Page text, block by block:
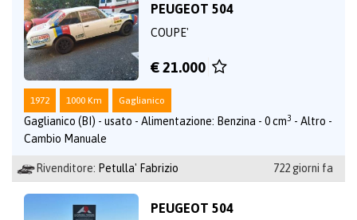
PEUGEOT 504
COUPE'
€ 21.000
1972 1000 Km Gaglianico
Gaglianico (BI) - usato - Alimentazione: Benzina - 0 cm3 - Altro -
Cambio Manuale
Rivenditore: Petulla' Fabrizio 722 giorni fa
PEUGEOT 504